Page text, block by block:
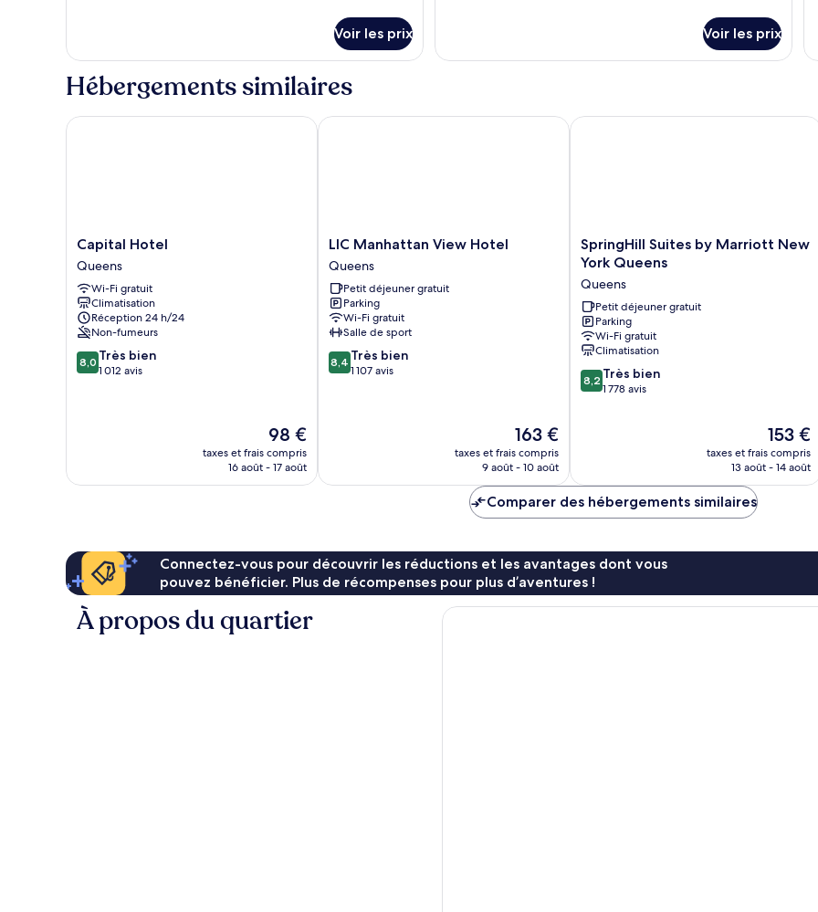
1
grand
lit
type
chambre
1
Voir les prix
1
accessible
le
Chambre,
à
mobilité
Voir les prix
Hébergements similaires
Capital
Hotel
Queens
Capital Hotel
Queens
Wi-Fi gratuit
Climatisation
Réception 24 h/24
Non-fumeurs
8.0
sur
8,0 Très bien
1 012 avis
Le
nouveau
prix
98 €
taxes et frais compris
16 août - 17 août
Capital Hotel
LIC
Manhattan
View
Hotel
Queens
LIC Manhattan View Hotel
Queens
Petit déjeuner gratuit
Parking
Wi-Fi gratuit
Salle de sport
8.4
sur
8,4 Très bien
1 107 avis
Le
nouveau
prix
de
163 €
163 €
taxes et frais compris
9 août - 10 août
LIC Manhattan View Hotel
SpringHill
Suites
Marriott
New
York
Queens
Queens
SpringHill Suites by Marriott New
York Queens
Queens
Petit déjeuner gratuit
Parking
Wi-Fi gratuit
Climatisation
8.2
sur
8,2 Très bien
1 778 avis
Le
nouveau
prix
153 €
taxes et frais compris
13 août - 14 août
SpringHill Suites by Marriott New
Comparer des hébergements similaires
Connectez-vous pour découvrir les réductions et les avantages dont vous
pouvez bénéficier. Plus de récompenses pour plus d’aventures !
À propos du quartier